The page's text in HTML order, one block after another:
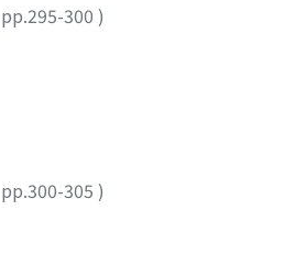
pp.295-300 )
pp.300-305 )